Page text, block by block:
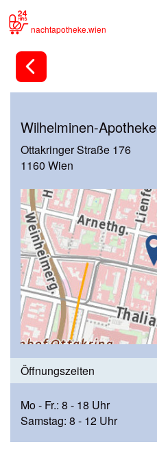
nachtapotheke.wien
Wilhelminen-Apotheke
Ottakringer Straße 176
1160 Wien
Öffnungszeiten
Mo - Fr.: 8 - 18 Uhr
Samstag: 8 - 12 Uhr